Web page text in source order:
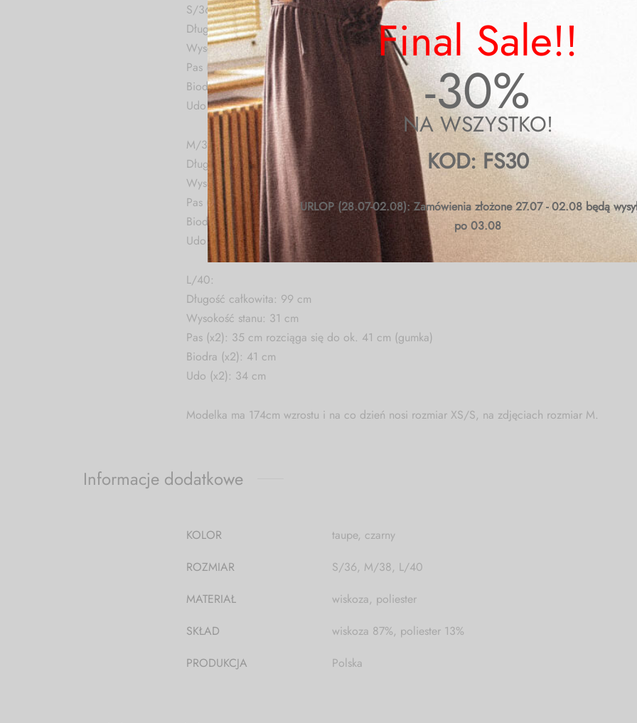
Final Sale!!
-30%
NA WSZYSTKO!
KOD: FS30
URLOP (28.07-02.08): Zamówienia złożone 27.07 - 02.08 będą
po 03.08
S/36:
Długość całkowita: 99 cm
Wysokość stanu: 30 cm
Pas (x2): 31 cm rozciąga się do ok. 37 cm (gumka)
Biodra (x2): 37 cm
Udo (x2): 32 cm
M/38:
Długość całkowita: 99 cm
Wysokość stanu: 31 cm
Pas (x2): 33 cm rozciąga się do ok. 39 cm (gumka)
Biodra (x2): 39 cm
Udo (x2): 33 cm
L/40:
Długość całkowita: 99 cm
Wysokość stanu: 31 cm
Pas (x2): 35 cm rozciąga się do ok. 41 cm (gumka)
Biodra (x2): 41 cm
Udo (x2): 34 cm
Modelka ma 174cm wzrostu i na co dzień nosi rozmiar XS/S, na zdjęciach rozmiar M.
Informacje dodatkowe
KOLOR
taupe, czarny
ROZMIAR
S/36, M/38, L/40
MATERIAŁ
wiskoza, poliester
SKŁAD
wiskoza 87%, poliester 13%
PRODUKCJA
Polska